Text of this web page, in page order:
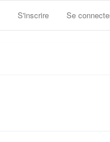
S'inscrire Se